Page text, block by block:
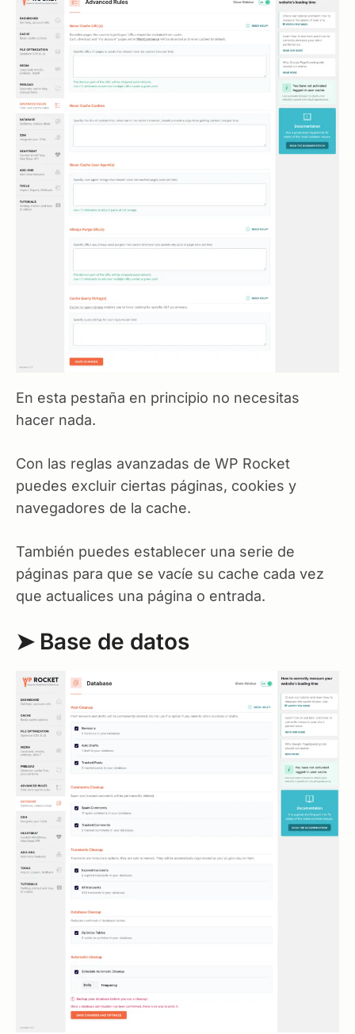
En esta pestaña en principio no necesitas
hacer nada.
Con las reglas avanzadas de WP Rocket
puedes excluir ciertas páginas, cookies y
navegadores de la cache.
También puedes establecer una serie de
páginas para que se vacíe su cache cada vez
que actualices una página o entrada.
➤ Base de datos